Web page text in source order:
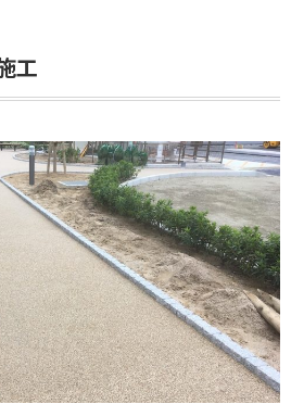
工